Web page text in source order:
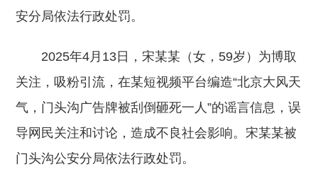
安分局依法行政处罚。
2025年4月13日，宋某某（女，59岁）为博取
关注，吸粉引流，在某短视频平台编造“北京大风天
气，门头沟广告牌被刮倒砸死一人”的谣言信息，误
导网民关注和讨论，造成不良社会影响。宋某某被
门头沟公安分局依法行政处罚。